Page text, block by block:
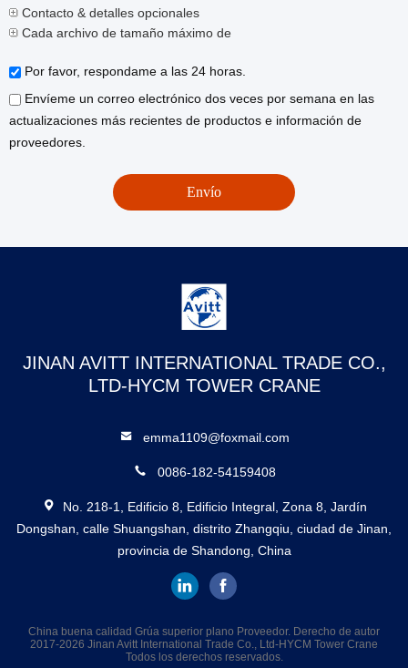
Contacto & detalles opcionales
Cada archivo de tamaño máximo de 10M.
Por favor, respondame a las 24 horas.
Envíeme un correo electrónico dos veces por semana en las
actualizaciones más recientes de productos e información de
proveedores.
JINAN AVITT INTERNATIONAL TRADE CO.,
LTD-HYCM TOWER CRANE
emma1109@foxmail.com
0086-182-54159408
No. 218-1, Edificio 8, Edificio Integral, Zona 8, Jardín
Dongshan, calle Shuangshan, distrito Zhangqiu, ciudad de Jinan,
provincia de Shandong, China
China buena calidad Grúa superior plano Proveedor. Derecho de autor
2017-2026 Jinan Avitt International Trade Co., Ltd-HYCM Tower Crane
Todos los derechos reservados.